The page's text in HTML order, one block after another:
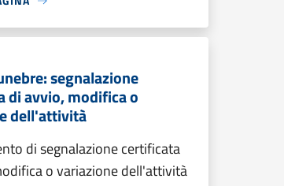
segnalazione
di avvio, modifica o
dell'attività
di segnalazione certificata
o variazione dell'attività